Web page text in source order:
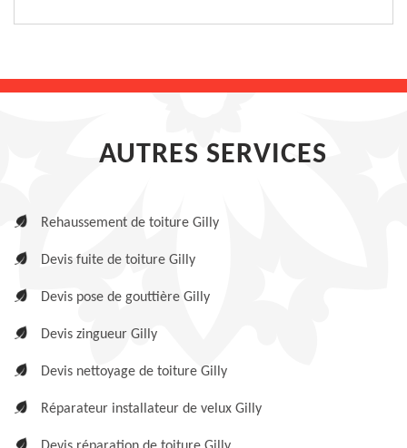
AUTRES SERVICES
Rehaussement de toiture Gilly
Devis fuite de toiture Gilly
Devis pose de gouttière Gilly
Devis zingueur Gilly
Devis nettoyage de toiture Gilly
Réparateur installateur de velux Gilly